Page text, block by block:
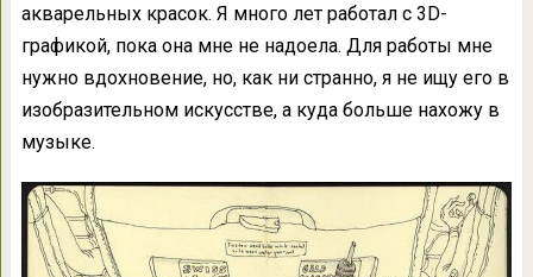
акварельных красок. Я много лет работал с 3D-
графикой, пока она мне не надоела. Для работы мне
нужно вдохновение, но, как ни странно, я не ищу его в
изобразительном искусстве, а куда больше нахожу в
музыке.